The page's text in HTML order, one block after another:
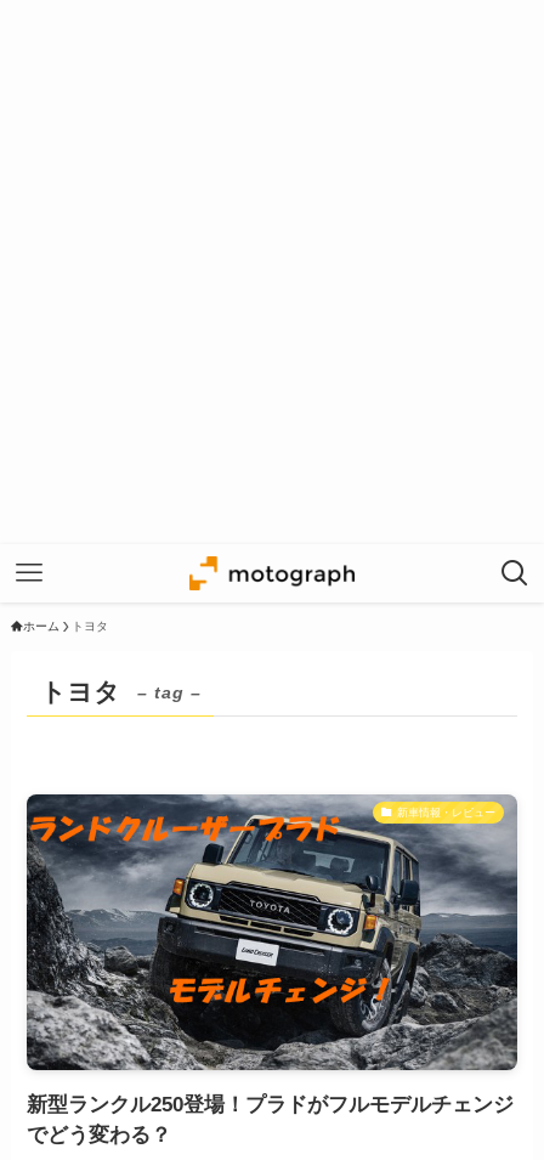
ホーム トヨタ
トヨタ – tag –
新車情報・レビュー
新型ランクル250登場！プラドがフルモデルチェンジ
でどう変わる？